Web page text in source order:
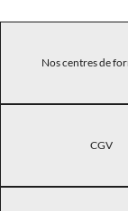
Nos centres de
CGV